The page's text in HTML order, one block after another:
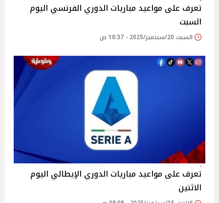
تعرف على مواعيد مباريات الدوري الفرنسي اليوم
السبت
السبت 20/سبتمبر/2025 - 10:37 ص
تعرف على مواعيد مباريات الدوري الإيطالي اليوم
الاثنين